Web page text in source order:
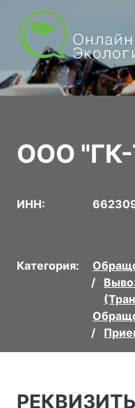
ООО
ИНН:
Категория: